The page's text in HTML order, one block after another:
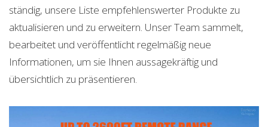
ständig, unsere Liste empfehlenswerter Produkte zu
aktualisieren und zu erweitern. Unser Team sammelt,
bearbeitet und veröffentlicht regelmäßig neue
Informationen, um sie Ihnen aussagekräftig und
übersichtlich zu präsentieren.